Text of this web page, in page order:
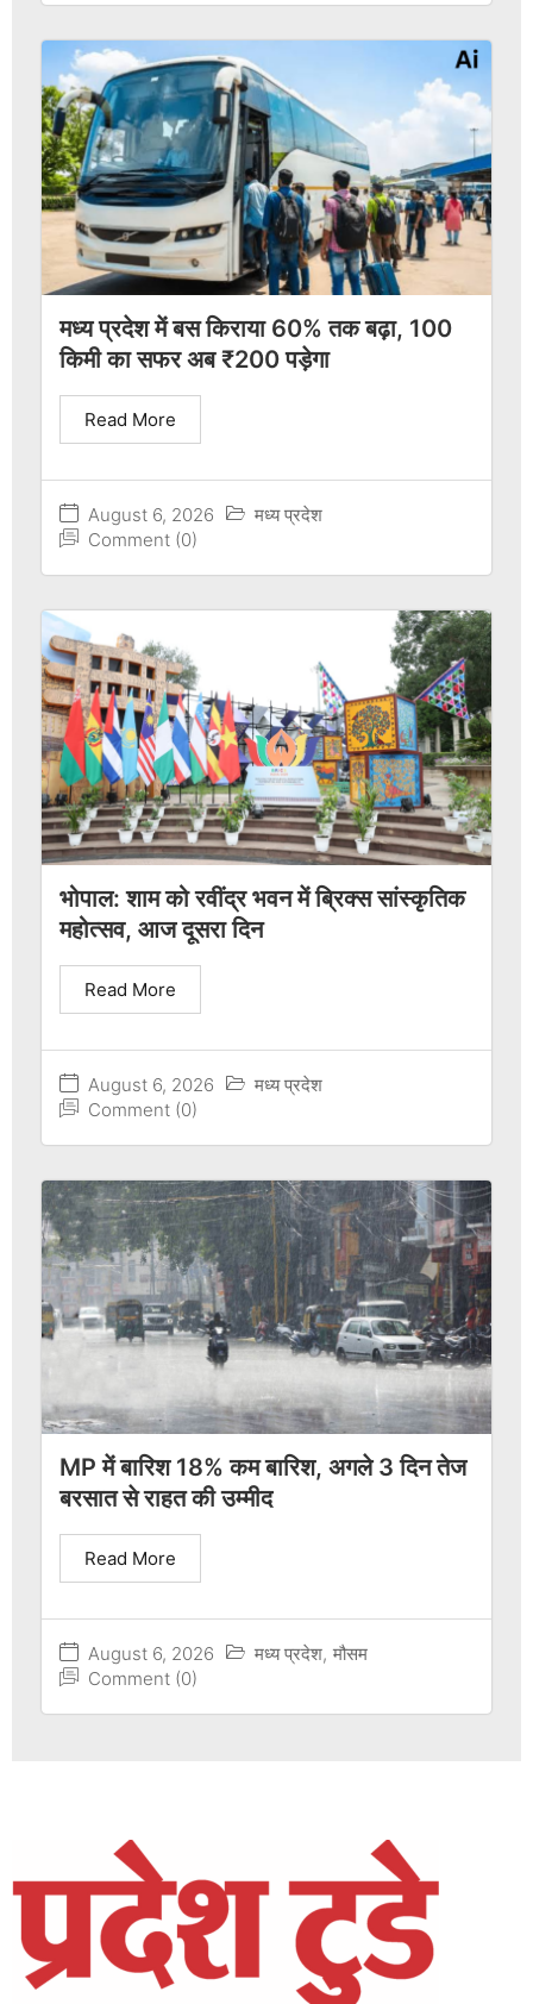
मध्य प्रदेश में बस किराया 60% तक बढ़ा, 100
किमी का सफर अब ₹200 पड़ेगा
August 6, 2026
मध्य प्रदेश
Comment (0)
Read More
भोपाल: शाम को रवींद्र भवन में ब्रिक्स सांस्कृतिक
महोत्सव, आज दूसरा दिन
August 6, 2026
मध्य प्रदेश
Comment (0)
Read More
MP में बारिश 18% कम बारिश, अगले 3 दिन तेज
बरसात से राहत की उम्मीद
August 6, 2026 मध्य प्रदेश, मौसम
Comment (0)
Read More